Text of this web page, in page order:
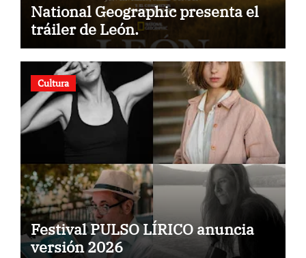
National Geographic presenta el
tráiler de León.
Cultura
Festival PULSO LÍRICO anuncia
versión 2026